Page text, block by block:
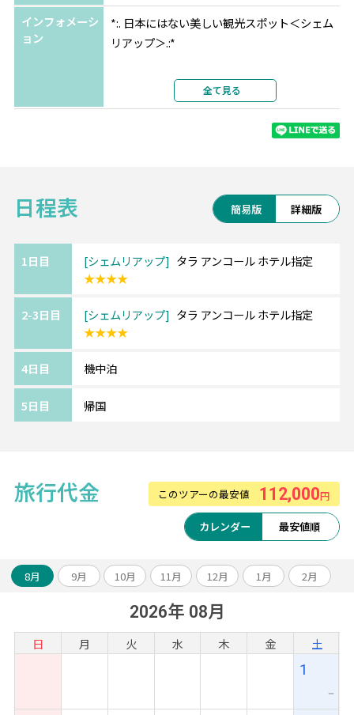
インフォメーシ
ョン
*:. 日本にはない美しい観光スポット＜シェム
リアップ＞.:*
大自然に囲まれた素晴らしい遺跡群がある街
有名なアンコールワットは1992年に世界遺産
また、プノンバケン寺院は夕日が綺麗に見え
るスポットとして人気です。
■タラ アンコール ホテル
テル。
アンコールワットへ続く道沿いに位置し、遺
遺跡観光の拠点におすすめのホテルです。
アンコールワット遺跡やベンメリア観光のオ
アレンジも可能です。
お気軽にスタッフまでご相談ください！
全て見る
日程表 簡易版 詳細版
1日目 シェムリアップ
タラ アンコール ホテル指定
★★★★
2-3日目 シェムリアップ
タラ アンコール ホテル指定
★★★★
4日目 機中泊
5日目 帰国
旅行代金 このツアーの最安値 112,000円
カレンダー 最安値順
8月 9月 10月 11月 12月 1月 2月
2026年 08月
日 月 火 水 木 金 土
1
ー